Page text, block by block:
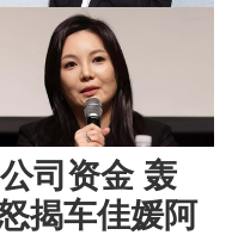
司资金 轰
揭车佳媛阿